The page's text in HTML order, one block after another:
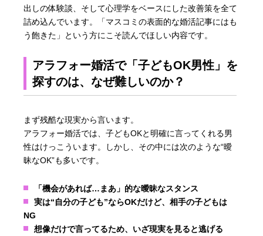
出しの体験談、そして心理学をベースにした改善策を全て
詰め込んでいます。「マスコミの表面的な婚活記事にはも
う飽きた」という方にこそ読んでほしい内容です。
アラフォー婚活で「子どもOK男性」を
探すのは、なぜ難しいのか？
まず残酷な現実から言います。
アラフォー婚活では、子どもOKと明確に言ってくれる男
性はけっこういます。しかし、その中には次のような“曖
昧なOK”も多いです。
「機会があれば…まあ」的な曖昧なスタンス
実は“自分の子ども”ならOKだけど、相手の子どもは
NG
想像だけで言ってるため、いざ現実を見ると逃げる